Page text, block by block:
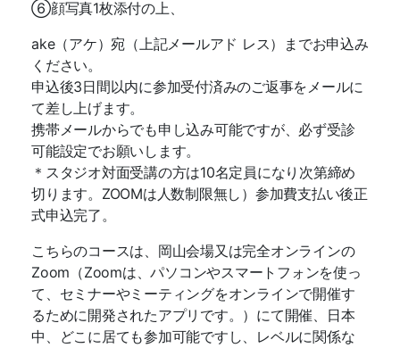
⑥顔写真1枚添付の上、
ake（アケ）宛（上記メールアド レス）までお申込み
ください。
申込後3日間以内に参加受付済みのご返事をメールに
て差し上げます。
携帯メールからでも申し込み可能ですが、必ず受診
可能設定でお願いします。
＊スタジオ対面受講の方は10名定員になり次第締め
切ります。ZOOMは人数制限無し）参加費支払い後正
式申込完了。
こちらのコースは、岡山会場又は完全オンラインの
Zoom（Zoomは、パソコンやスマートフォンを使っ
て、セミナーやミーティングをオンラインで開催す
るために開発されたアプリです。）にて開催、日本
中、どこに居ても参加可能ですし、レベルに関係な